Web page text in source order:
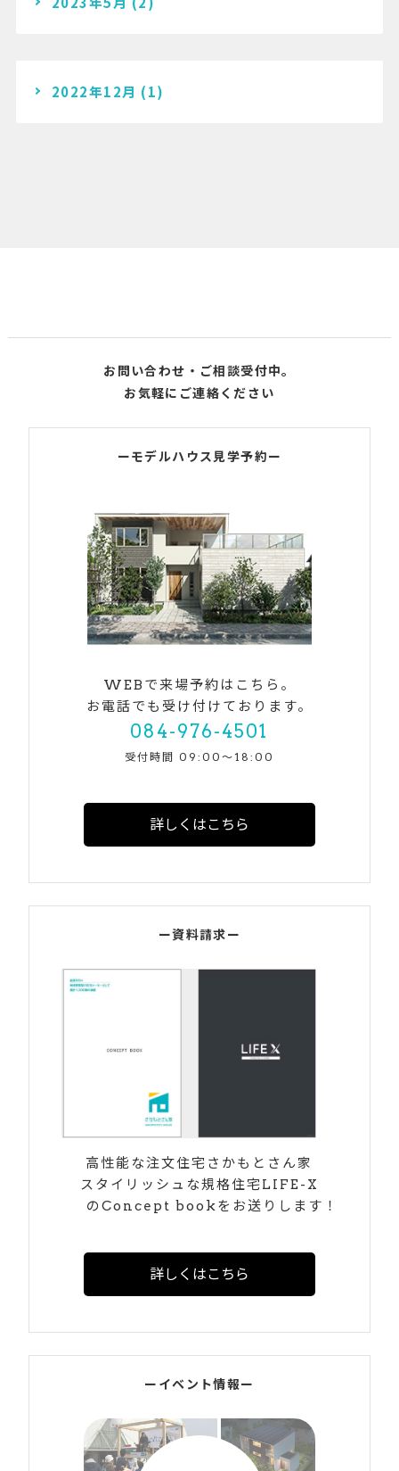
2022年12月 (1)
お問い合わせ・ご相談受付中。
お気軽にご連絡ください
ーモデルハウス見学予約ー
WEBで来場予約はこちら。
お電話でも受け付けております。
084-976-4501
受付時間 09:00〜18:00
詳しくはこちら
ー資料請求ー
高性能な注文住宅さかもとさん家
スタイリッシュな規格住宅LIFE-X
のConcept bookをお送りします！
詳しくはこちら
ーイベント情報ー